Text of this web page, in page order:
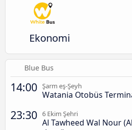
Ekonomi
Blue Bus
14:00 Şarm eş-Şeyh
Watania Otobüs
23:30 6 Ekim Şehri
Al Tawheed Wal Nour